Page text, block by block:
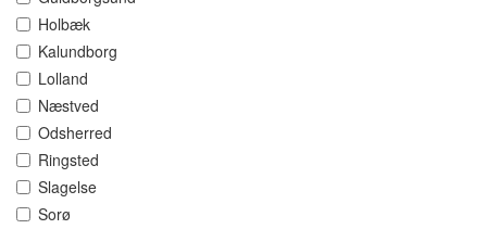
Holbæk
Kalundborg
Lolland
Næstved
Odsherred
Ringsted
Slagelse
Sorø